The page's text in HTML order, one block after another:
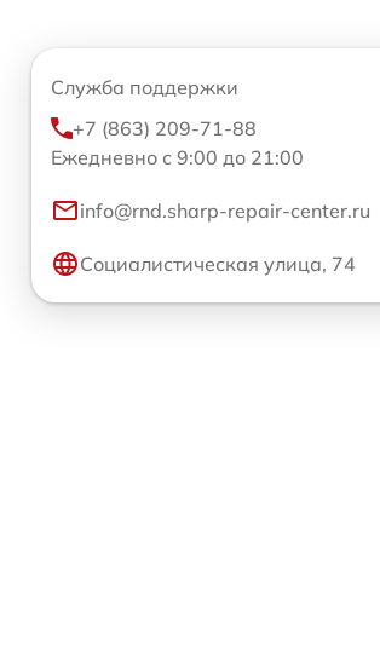
Служба поддержки
+7 (863) 209-71-88
Ежедневно с 9:00 до 21:00
info@rnd.sharp-repair-center.ru
Социалистическая улица, 74